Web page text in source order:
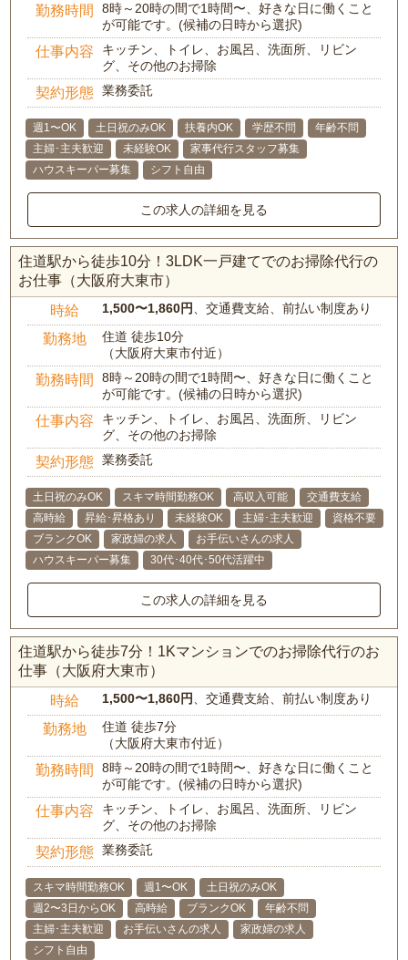
勤務時間
8時～20時の間で1時間〜、好きな日に働くこと
が可能です。(候補の日時から選択)
仕事内容
キッチン、トイレ、お風呂、洗面所、リビン
グ、その他のお掃除
契約形態 業務委託
週1〜OK 土日祝のみOK 扶養内OK 学歴不問
年齢不問
主婦･主夫歓迎
未経験OK
家事代行スタッフ募集
ハウスキーパー募集
シフト自由
この求人の詳細を見る
住道駅から徒歩10分！3LDK一戸建てでのお掃除代行の
お仕事（大阪府大東市）
時給 1,500〜1,860円、交通費支給、前払い制度あり
勤務地
住道 徒歩10分
（大阪府大東市付近）
勤務時間
8時～20時の間で1時間〜、好きな日に働くこと
が可能です。(候補の日時から選択)
仕事内容
キッチン、トイレ、お風呂、洗面所、リビン
グ、その他のお掃除
契約形態 業務委託
土日祝のみOK スキマ時間勤務OK 高収入可能
交通費支給
高時給
昇給･昇格あり 未経験OK 主婦･主夫歓迎
資格不要
ブランクOK
家政婦の求人
お手伝いさんの求人
ハウスキーパー募集
30代･40代･50代活躍中
この求人の詳細を見る
住道駅から徒歩7分！1Kマンションでのお掃除代行のお
仕事（大阪府大東市）
時給 1,500〜1,860円、交通費支給、前払い制度あり
勤務地
住道 徒歩7分
（大阪府大東市付近）
勤務時間
8時～20時の間で1時間〜、好きな日に働くこと
が可能です。(候補の日時から選択)
仕事内容
キッチン、トイレ、お風呂、洗面所、リビン
グ、その他のお掃除
契約形態 業務委託
スキマ時間勤務OK 週1〜OK
土日祝のみOK
週2〜3日からOK
高時給 ブランクOK
年齢不問
主婦･主夫歓迎
お手伝いさんの求人
家政婦の求人
シフト自由